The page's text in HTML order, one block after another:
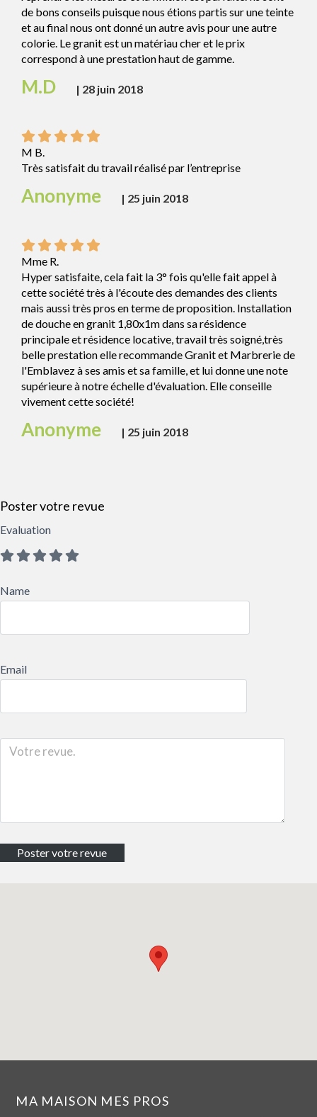
de bons conseils puisque nous étions partis sur une teinte
et au final nous ont donné un autre avis pour une autre
colorie. Le granit est un matériau cher et le prix
correspond à une prestation haut de gamme.
M.D | 28 juin 2018
M B.
Très satisfait du travail réalisé par l’entreprise
Anonyme | 25 juin 2018
Mme R.
Hyper satisfaite, cela fait la 3° fois qu'elle fait appel à
cette société très à l'écoute des demandes des clients
mais aussi très pros en terme de proposition. Installation
de douche en granit 1,80x1m dans sa résidence
principale et résidence locative, travail très soigné,très
belle prestation elle recommande Granit et Marbrerie de
l'Emblavez à ses amis et sa famille, et lui donne une note
supérieure à notre échelle d'évaluation. Elle conseille
vivement cette société!
Anonyme | 25 juin 2018
Poster votre revue
Evaluation
Name
Email
MA MAISON MES PROS